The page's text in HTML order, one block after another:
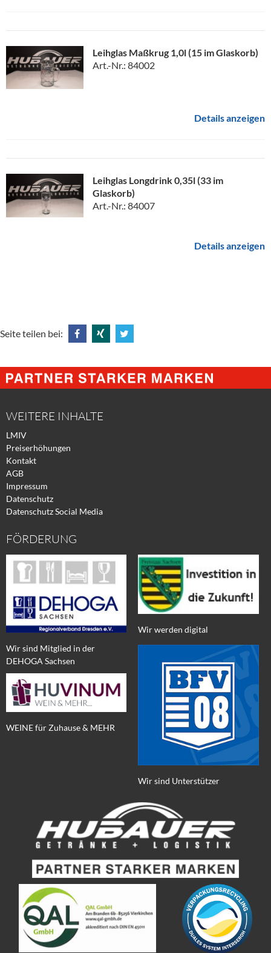
Leihglas Maßkrug 1,0l (15 im Glaskorb)
Art.-Nr.: 84002
Details anzeigen
Leihglas Longdrink 0,35l (33 im
Glaskorb)
Art.-Nr.: 84007
Details anzeigen
Seite teilen bei:
@
Facebook
@
Xing
@
Twitter
WEITERE INHALTE
LMIV
Preiserhöhungen
Kontakt
AGB
Impressum
Datenschutz
Datenschutz Social Media
FÖRDERUNG
Wir sind Mitglied in der
DEHOGA Sachsen
WEINE für Zuhause & MEHR
Wir werden digital
Wir sind Unterstützer